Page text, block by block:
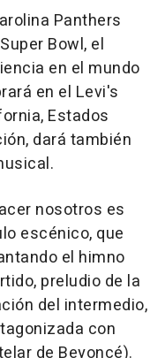
Panthers
Bowl, el
en el mundo
en el Levi's
Estados
dará también
nosotros es
escénico, que
el himno
preludio de la
del intermedio,
con
de Beyoncé).